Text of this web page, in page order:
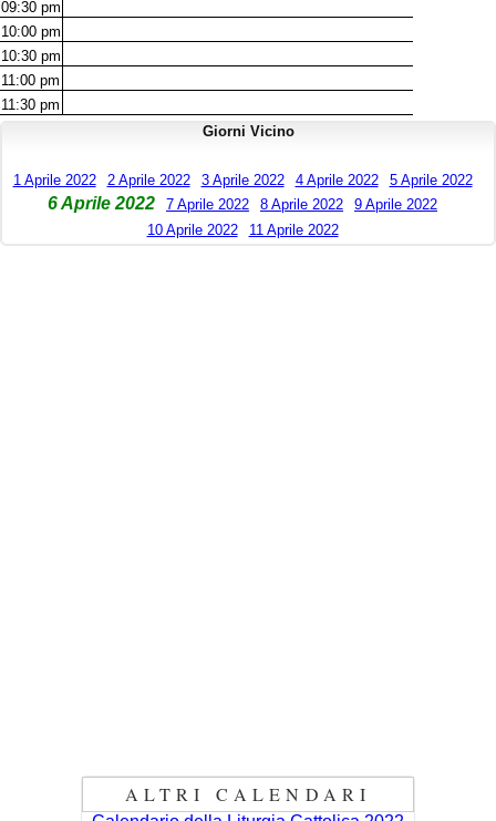
09:30 pm
10:00 pm
10:30 pm
11:00 pm
11:30 pm
Giorni Vicino
1 Aprile 2022 2 Aprile 2022 3 Aprile 2022 4 Aprile 2022 5 Aprile 2022
6 Aprile 2022 7 Aprile 2022 8 Aprile 2022
9 Aprile 2022
10 Aprile 2022
11 Aprile 2022
ALTRI CALENDARI